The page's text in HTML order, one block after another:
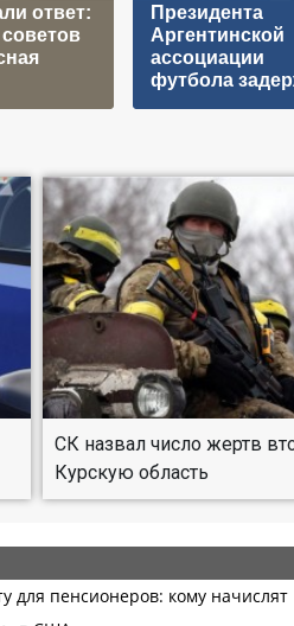
ответ:
Президента
Аргентинской
ассоциации
футбола
СК назвал число жертв
Курскую область